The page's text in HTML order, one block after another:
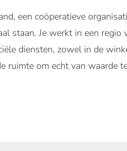
een coöperatieve
staan. Je werkt in een
diensten, zowel in de
ruimte om echt van waarde